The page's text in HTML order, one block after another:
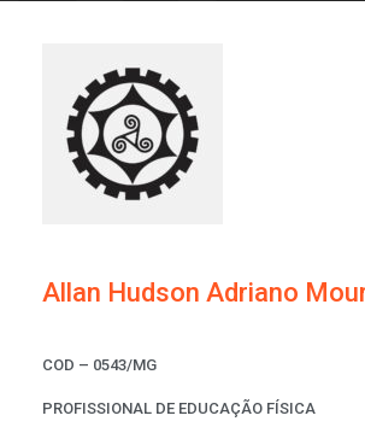
Allan Hudson Adriano
COD – 0543/MG
PROFISSIONAL DE EDUCAÇÃO FÍSICA